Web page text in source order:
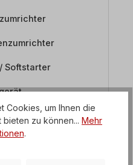
Softstarter
Cookies, um Ihnen die
bieten zu können... Mehr
.